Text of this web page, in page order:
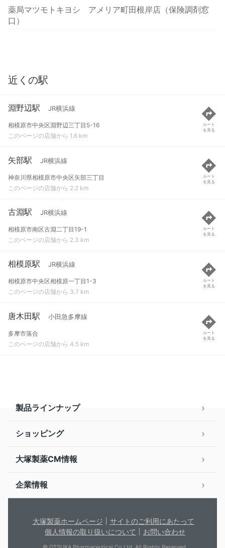
薬局マツモトキヨシ アメリア町田根岸店（保険調剤窓
口）
近くの駅
淵野辺駅 JR横浜線
相模原市中央区淵野辺三丁目5-16
このページの店舗から 1.6 km
ルート
を見る
矢部駅 JR横浜線
神奈川県相模原市中央区矢部三丁目
このページの店舗から 2.2 km
ルート
を見る
古淵駅 JR横浜線
相模原市南区古淵二丁目19-1
このページの店舗から 2.3 km
ルート
を見る
相模原駅 JR横浜線
相模原市中央区相模原一丁目1-3
このページの店舗から 3.7 km
ルート
を見る
唐木田駅 小田急多摩線
多摩市落合
このページの店舗から 4.5 km
ルート
を見る
製品ラインナップ
ショッピング
大塚製薬CM情報
企業情報
大塚製薬ホームページ
サイトのご利用にあたって
個人情報の取り扱いについて
お問い合わせ